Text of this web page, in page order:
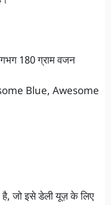
180 ग्राम वजन
Blue, Awesome
जो इसे डेली यूज़ के लिए